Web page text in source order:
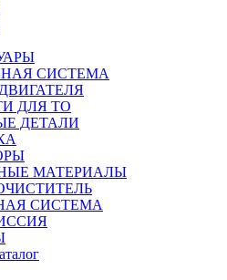
СИСТЕМА
ДЛЯ ТО
ДЕТАЛИ
МАТЕРИАЛЫ
СИСТЕМА